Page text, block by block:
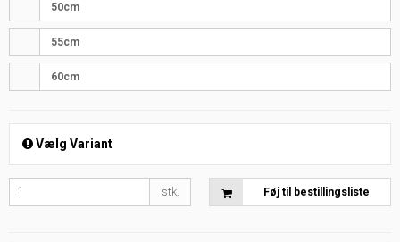
50cm
55cm
60cm
Vælg Variant
stk. Føj til bestillingsliste